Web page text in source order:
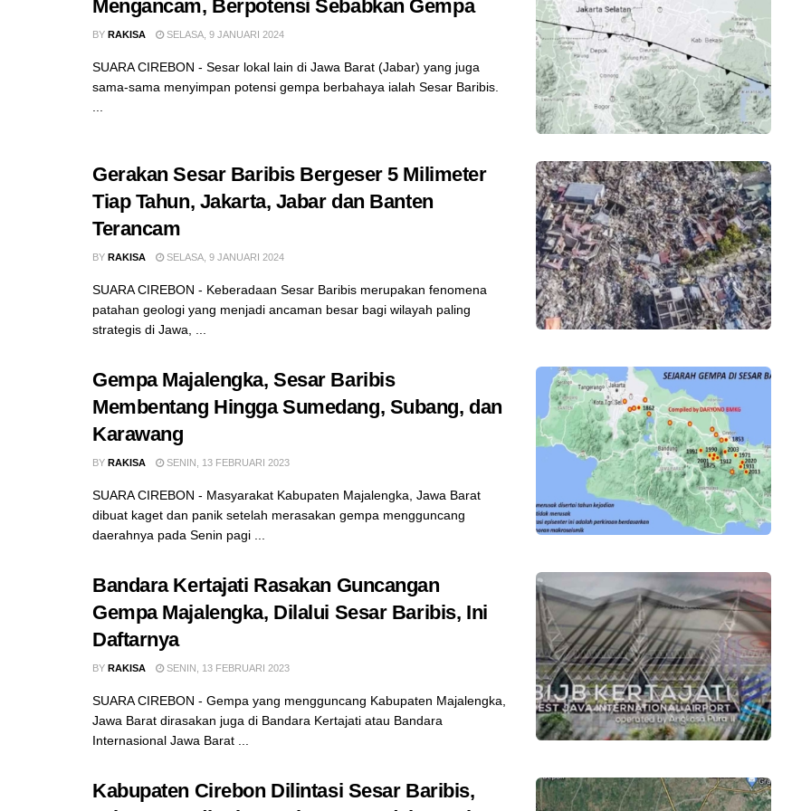
Mengancam, Berpotensi Sebabkan Gempa
BY RAKISA SELASA, 9 JANUARI 2024
SUARA CIREBON - Sesar lokal lain di Jawa Barat (Jabar) yang juga
sama-sama menyimpan potensi gempa berbahaya ialah Sesar Baribis.
Gerakan Sesar Baribis Bergeser 5 Milimeter
Tiap Tahun, Jakarta, Jabar dan Banten
Terancam
BY RAKISA SELASA, 9 JANUARI 2024
SUARA CIREBON - Keberadaan Sesar Baribis merupakan fenomena
patahan geologi yang menjadi ancaman besar bagi wilayah paling
strategis di Jawa, ...
Gempa Majalengka, Sesar Baribis
Membentang Hingga Sumedang, Subang, dan
Karawang
BY RAKISA SENIN, 13 FEBRUARI 2023
SUARA CIREBON - Masyarakat Kabupaten Majalengka, Jawa Barat
dibuat kaget dan panik setelah merasakan gempa mengguncang
daerahnya pada Senin pagi ...
Bandara Kertajati Rasakan Guncangan
Gempa Majalengka, Dilalui Sesar Baribis, Ini
Daftarnya
BY RAKISA SENIN, 13 FEBRUARI 2023
SUARA CIREBON - Gempa yang mengguncang Kabupaten Majalengka,
Jawa Barat dirasakan juga di Bandara Kertajati atau Bandara
Internasional Jawa Barat ...
Kabupaten Cirebon Dilintasi Sesar Baribis,